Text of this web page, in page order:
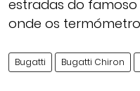
estradas do famoso
onde os
Bugatti Bugatti Chiron